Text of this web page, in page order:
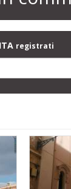
registrati